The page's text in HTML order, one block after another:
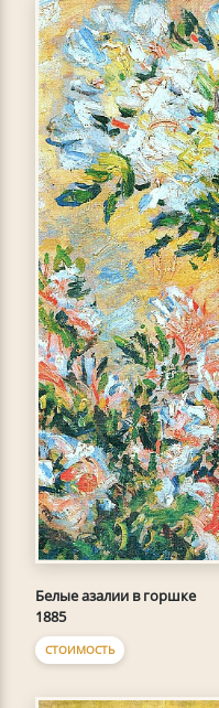
Белые азалии в горшке
1885
СТОИМОСТЬ